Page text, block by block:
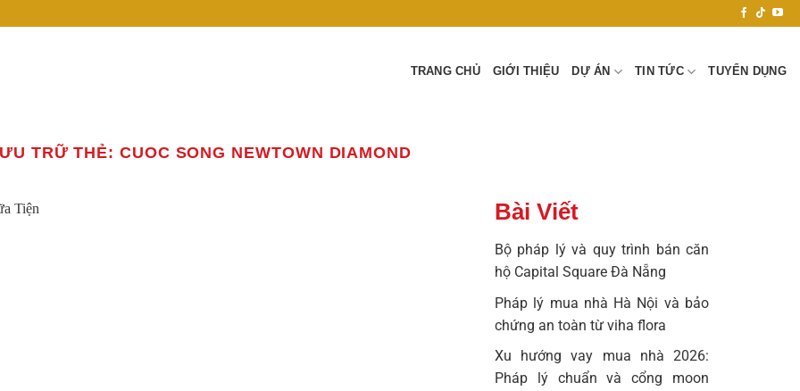
TRANG CHỦ GIỚI THIỆU DỰ ÁN TIN TỨC TUYỂN DỤNG
TRỮ THẺ: CUOC SONG NEWTOWN DIAMOND
Bài Viết
Bộ pháp lý và quy trình bán căn
hộ Capital Square Đà Nẵng
Pháp lý mua nhà Hà Nội và bảo
chứng an toàn từ viha flora
Xu hướng vay mua nhà 2026:
Pháp lý chuẩn và cổng moon